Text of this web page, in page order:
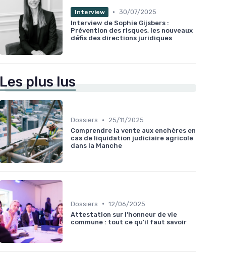
Interview • 30/07/2025
Interview de Sophie Gijsbers :
Prévention des risques, les nouveaux
défis des directions juridiques
Les plus lus
Dossiers •
25/11/2025
Comprendre la vente aux enchères en
cas de liquidation judiciaire agricole
dans la Manche
Dossiers • 12/06/2025
Attestation sur l'honneur de vie
commune : tout ce qu'il faut savoir